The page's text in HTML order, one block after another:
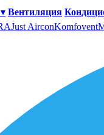
Вентиляция
Just AirconKomfovent